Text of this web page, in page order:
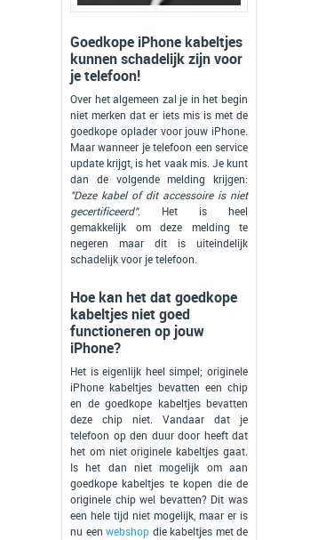
Goedkope iPhone kabeltjes
kunnen schadelijk zijn voor
je telefoon!
Over het algemeen zal je in het begin
niet merken dat er iets mis is met de
goedkope oplader voor jouw iPhone.
Maar wanneer je telefoon een service
update krijgt, is het vaak mis. Je kunt
dan de volgende melding krijgen:
"Deze kabel of dit accessoire is niet
gecertificeerd". Het is heel
gemakkelijk om deze melding te
negeren maar dit is uiteindelijk
schadelijk voor je telefoon.
Hoe kan het dat goedkope
kabeltjes niet goed
functioneren op jouw
iPhone?
Het is eigenlijk heel simpel; originele
iPhone kabeltjes bevatten een chip
en de goedkope kabeltjes bevatten
deze chip niet. Vandaar dat je
telefoon op den duur door heeft dat
het om niet originele kabeltjes gaat.
Is het dan niet mogelijk om aan
goedkope kabeltjes te kopen die de
originele chip wel bevatten? Dit was
een hele tijd niet mogelijk, maar er is
nu een webshop die kabeltjes met de